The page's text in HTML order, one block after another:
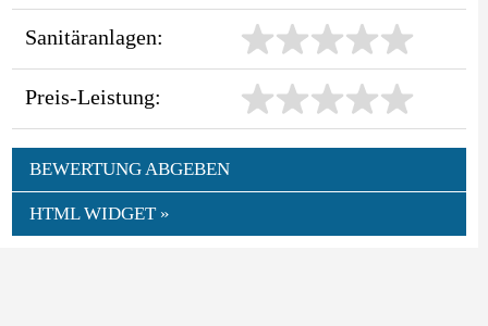
Sanitäranlagen:
Preis-Leistung:
BEWERTUNG ABGEBEN
HTML WIDGET »